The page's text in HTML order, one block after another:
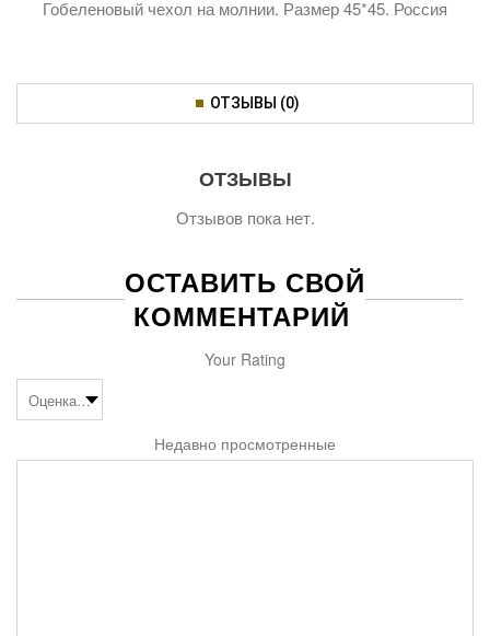
Гобеленовый чехол на молнии. Размер 45*45. Россия
ОТЗЫВЫ (0)
ОТЗЫВЫ
Отзывов пока нет.
ОСТАВИТЬ СВОЙ
КОММЕНТАРИЙ
Your Rating
Недавно просмотренные